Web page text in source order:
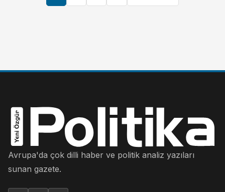
Avrupa'da çok dilli haber ve politik analiz yazıları
sunan gazete.